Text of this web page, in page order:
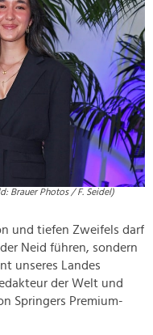
Brauer Photos / F. Seidel)
und tiefen Zweifels darf
Neid führen, sondern
unseres Landes
der Welt und
Springers Premium-